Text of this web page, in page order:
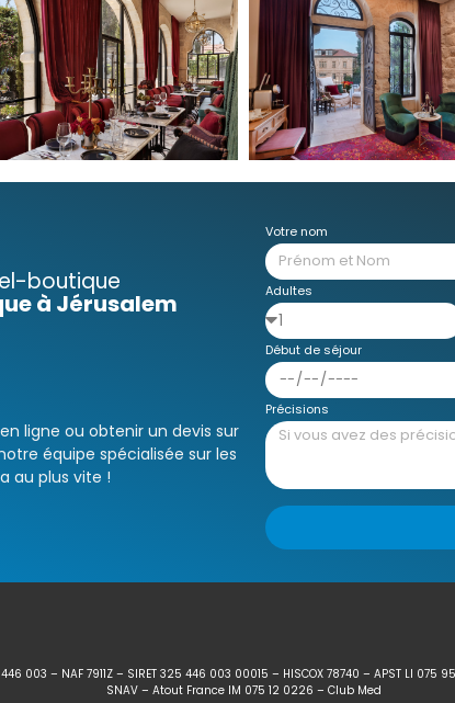
boutique
à Jérusalem
ligne ou obtenir un devis sur
équipe spécialisée sur les
au plus vite !
Votre nom
Adultes
Début de séjour
Précisions
003 – NAF 7911Z – SIRET 325 446 003 00015 – HISCOX 78740 – APST LI 075
SNAV – Atout France IM 075 12 0226 – Club Med